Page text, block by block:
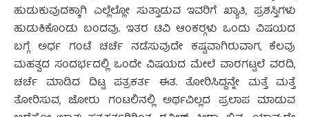
ಹುಡುಕುವುದಕ್ಕಾಗಿ ಎಲ್ಲೆಲ್ಲೋ ಸುತ್ತಾಡುವ ಇವರಿಗೆ ಖ್ಯಾತಿ, ಪ್ರಶಸ್ತಿಗಳು
ಹುಡುಕಿಕೊಂಡು ಬಂದವು. ಇತರ ಟಿವಿ ಆಂಕರ್‍ಗಳು ಒಂದು ವಿಷಯದ
ಬಗ್ಗೆ ಅರ್ಧ ಗಂಟೆ ಚರ್ಚೆ ನಡೆಸುವುದೇ ಕಷ್ಟವಾಗಿರುವಾಗ, ಕೆಲವು
ಮಹತ್ವದ ಸಂದರ್ಭದಲ್ಲಿ ಒಂದೇ ವಿಷಯದ ಮೇಲೆ ವಾರಗಟ್ಟಲೆ ವರದಿ,
ಚರ್ಚೆ ಮಾಡಿದ ದಿಟ್ಟ ಪತ್ರಕರ್ತ ಈತ. ತೋರಿಸಿದ್ದನ್ನೇ ಮತ್ತೆ ಮತ್ತೆ
ತೋರಿಸುವ, ಜೋರು ಗಂಟಲಿನಲ್ಲಿ ಅರ್ಥವಿಲ್ಲದ ಪ್ರಲಾಪ ಮಾಡುವ